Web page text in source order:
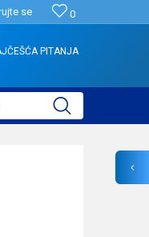
0
se
PITANJA